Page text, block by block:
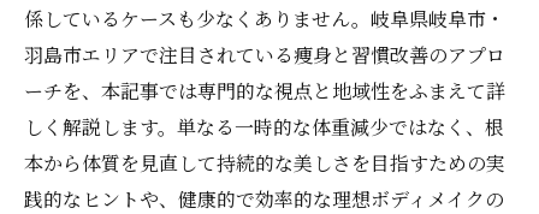
係しているケースも少なくありません。岐阜県岐阜市・
羽島市エリアで注目されている痩身と習慣改善のアプロ
ーチを、本記事では専門的な視点と地域性をふまえて詳
しく解説します。単なる一時的な体重減少ではなく、根
本から体質を見直して持続的な美しさを目指すための実
践的なヒントや、健康的で効率的な理想ボディメイクの